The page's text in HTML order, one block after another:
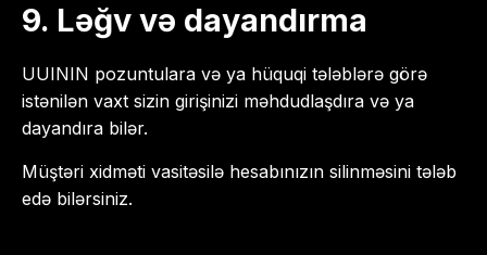
9. Ləğv və dayandırma
UUININ pozuntulara və ya hüquqi tələblərə görə
istənilən vaxt sizin girişinizi məhdudlaşdıra və ya
dayandıra bilər.
Müştəri xidməti vasitəsilə hesabınızın silinməsini tələb
edə bilərsiniz.